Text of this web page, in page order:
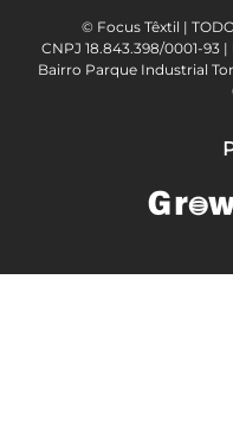
© Focus Têxtil |
CNPJ 18.843.398/0001-93
Bairro Parque Industrial